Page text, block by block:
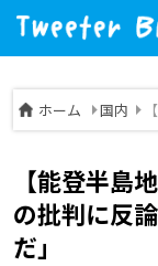
ホーム 国内
【能登半島
の批判に反
だ」